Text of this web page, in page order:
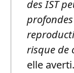
des IST
risque de
elle averti.